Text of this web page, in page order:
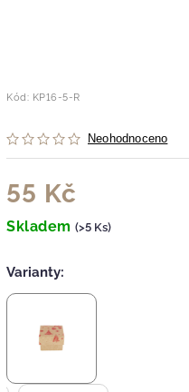
Kód: KP16-5-R
Neohodnoceno
55 Kč
Skladem (>5 Ks)
Varianty: